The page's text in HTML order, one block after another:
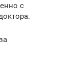
с